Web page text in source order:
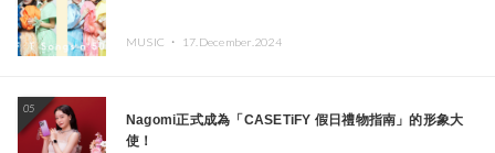
MUSIC ・ 17.December.2024
05
Nagomi正式成為「CASETiFY 假日禮物指南」的形象大
使！